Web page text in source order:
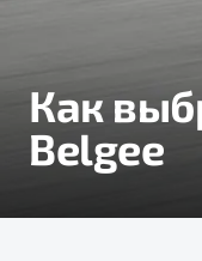
Как
Belgee